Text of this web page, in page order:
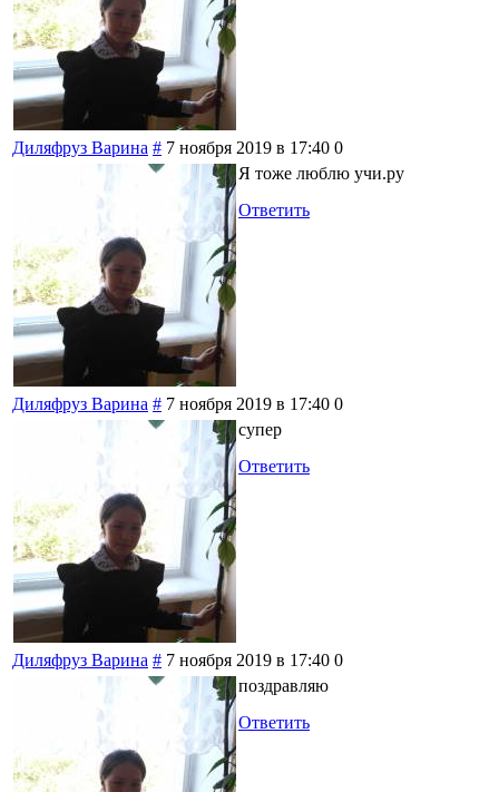
Диляфруз Варина # 7 ноября 2019 в 17:40 0
Я тоже люблю учи.ру
Ответить
Диляфруз Варина # 7 ноября 2019 в 17:40 0
супер
Ответить
Диляфруз Варина # 7 ноября 2019 в 17:40 0
поздравляю
Ответить